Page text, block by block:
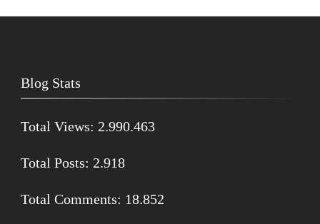
Blog Stats
Total Views: 2.990.463
Total Posts: 2.918
Total Comments: 18.852